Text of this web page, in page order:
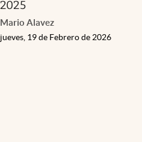
2025
Mario Alavez
jueves, 19 de Febrero de 2026